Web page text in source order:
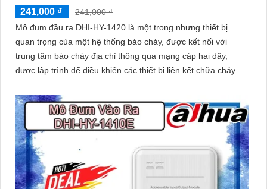
241,000 ₫
241,000 ₫
Mô đum đầu ra DHI-HY-1420 là một trong nhưng thiết bị
quan trọng của một hệ thống báo cháy, được kết nối với
trung tâm báo cháy địa chỉ thông qua mạng cáp hai dây,
được lập trình để điều khiển các thiết bị liên kết chữa cháy